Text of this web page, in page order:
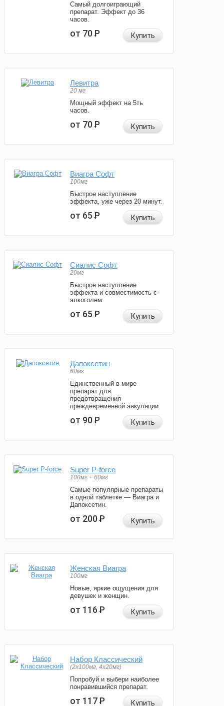
Самый долгоиграющий
препарат. Эффект до 36
часов.
от 70Р Купить
Левитра
20 мг
Мощный эффект на 5ть
часов.
от 70Р Купить
Виагра Софт
100мг
Быстрое наступление
эффекта, уже через 20 минут.
от 65Р Купить
Сиалис Софт
20мг
Быстрое наступление
эффекта и совместимость с
алкоголем.
от 65Р Купить
Дапоксетин
60мг
Единственный в мире
препарат для
предотвращения
преждевременной эякуляции.
от 90Р Купить
Super P-force
100мг + 60мг
Самые популярные препараты
в одной таблетке — Виагра и
Дапоксетин.
от 200Р Купить
Женская Виагра
100мг
Новые, яркие ощущения для
девушек и женщин.
от 116Р Купить
Набор Классический
(2x100мг, 4x20мг)
Попробуй и выбери наиболее
понравившийся препарат.
от 117Р Купить